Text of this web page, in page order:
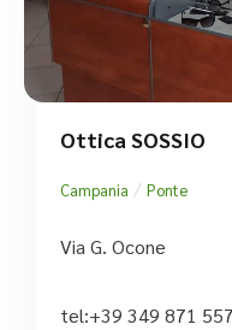
Ottica SOSSIO
Campania / Ponte
Via G. Ocone
tel:+39 349 871